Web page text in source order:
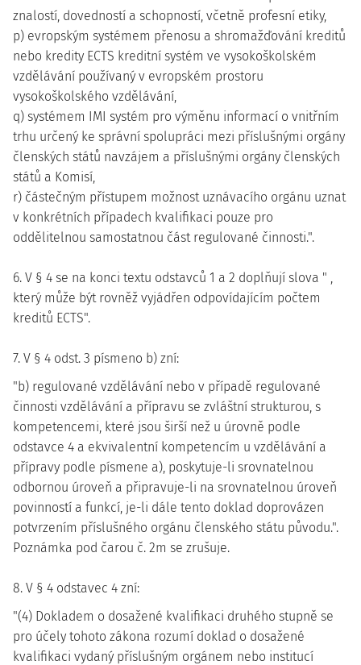
znalostí, dovedností a schopností, včetně profesní etiky,
p) evropským systémem přenosu a shromažďování kreditů
nebo kredity ECTS kreditní systém ve vysokoškolském
vzdělávání používaný v evropském prostoru
vysokoškolského vzdělávání,
q) systémem IMI systém pro výměnu informací o vnitřním
trhu určený ke správní spolupráci mezi příslušnými orgány
členských států navzájem a příslušnými orgány členských
států a Komisí,
r) částečným přístupem možnost uznávacího orgánu uznat
v konkrétních případech kvalifikaci pouze pro
oddělitelnou samostatnou část regulované činnosti.".
6. V § 4 se na konci textu odstavců 1 a 2 doplňují slova " ,
který může být rovněž vyjádřen odpovídajícím počtem
kreditů ECTS".
7. V § 4 odst. 3 písmeno b) zní:
"b) regulované vzdělávání nebo v případě regulované
činnosti vzdělávání a přípravu se zvláštní strukturou, s
kompetencemi, které jsou širší než u úrovně podle
odstavce 4 a ekvivalentní kompetencím u vzdělávání a
přípravy podle písmene a), poskytuje-li srovnatelnou
odbornou úroveň a připravuje-li na srovnatelnou úroveň
povinností a funkcí, je-li dále tento doklad doprovázen
potvrzením příslušného orgánu členského státu původu.".
Poznámka pod čarou č. 2m se zrušuje.
8. V § 4 odstavec 4 zní:
"(4) Dokladem o dosažené kvalifikaci druhého stupně se
pro účely tohoto zákona rozumí doklad o dosažené
kvalifikaci vydaný příslušným orgánem nebo institucí